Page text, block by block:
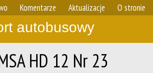
Komentarze Aktualizacje O stronie
autobusowy
HD 12 Nr 23